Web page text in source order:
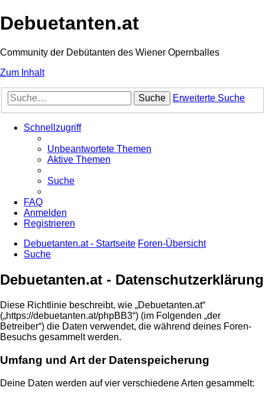
Debuetanten.at
Community der Debütanten des Wiener Opernballes
Zum Inhalt
Suche Erweiterte Suche
Schnellzugriff
Unbeantwortete Themen
Aktive Themen
Suche
FAQ
Anmelden
Registrieren
Debuetanten.at - Startseite Foren-Übersicht
Suche
Debuetanten.at - Datenschutzerklärung
Diese Richtlinie beschreibt, wie „Debuetanten.at“
(„https://debuetanten.at/phpBB3“) (im Folgenden „der
Betreiber“) die Daten verwendet, die während deines Foren-
Besuchs gesammelt werden.
Umfang und Art der Datenspeicherung
Deine Daten werden auf vier verschiedene Arten gesammelt: